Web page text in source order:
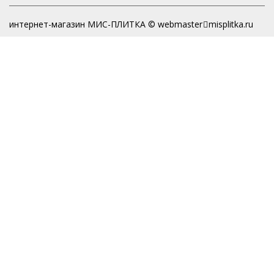
интернет-магазин МИС-ПЛИТКА © webmaster misplitka.ru